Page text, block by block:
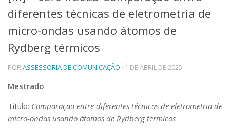
Telefones e Mapas
Pessoas
Ensino
Graduação
Educação a distância
Cursos de Extensão
Linhas de Pesquisa
Centros, Núcleos e Projetos em Rede
diferentes técnicas de eletrometria de
micro-ondas usando átomos de
Rydberg térmicos
PORASSESSORIA DE COMUNICAÇÃO · 1 DE ABRIL DE 2025
Mestrado
Título: Comparação entre diferentes técnicas de eletrometria de
micro-ondas usando átomos de Rydberg térmicos